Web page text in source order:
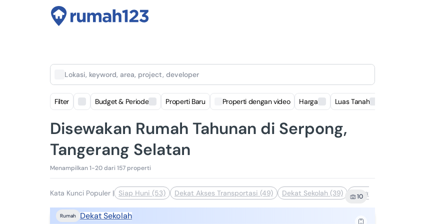
Lokasi, keyword, area, project, developer
Filter Budget & Periode Properti Baru Properti dengan video Harga Luas Tanah
Disewakan Rumah Tahunan di Serpong,
Tangerang Selatan
Menampilkan 1-20 dari 157 properti
Kata Kunci Populer | Siap Huni (53) Dekat Akses Transportasi (49) Dekat Sekolah (39) Dekat Pusat Perbelanjaan (38)
10
Rumah Dekat Sekolah